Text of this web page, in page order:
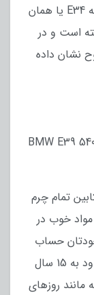
است و ناگفته نماند که این خودرو نسبت به E34 یا همان
است و در
نشان داده
تمام چرم
مواد خوب در
حساب
کنید که از سال 1996 تا به امروزه چیزی حدود به 15 سال
مانند روزهای